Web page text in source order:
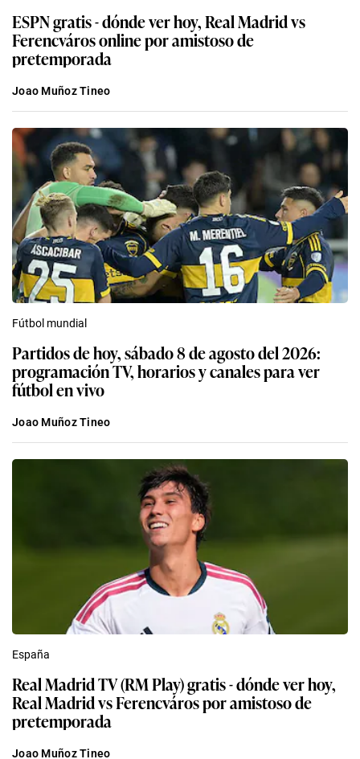
ESPN gratis - dónde ver hoy, Real Madrid vs
Ferencváros online por amistoso de
pretemporada
Joao Muñoz Tineo
Fútbol mundial
Partidos de hoy, sábado 8 de agosto del 2026:
programación TV, horarios y canales para ver
fútbol en vivo
Joao Muñoz Tineo
España
Real Madrid TV (RM Play) gratis - dónde ver hoy,
Real Madrid vs Ferencváros por amistoso de
pretemporada
Joao Muñoz Tineo